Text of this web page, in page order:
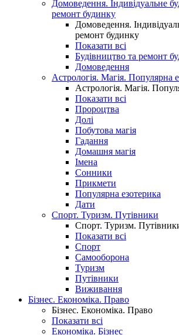
Домоведення. Індивідуальне
ремонт будинку
Домоведення.
ремонт будинку
Показати всі
Будівництво та ремонт
Домоведення
Астрологія. Магія. Популярна
Астрологія. Магія.
Показати всі
Пророцтва
Долі
Побутова магія
Гадання
Домашня магія
Імена
Сонники
Прикмети
Популярна езотерика
Дати
Спорт. Туризм. Путівники
Спорт. Туризм.
Показати всі
Спорт
Самооборона
Туризм
Путівники
Виживання
Бізнес. Економіка. Право
Бізнес. Економіка. Право
Показати всі
Економіка. Бізнес